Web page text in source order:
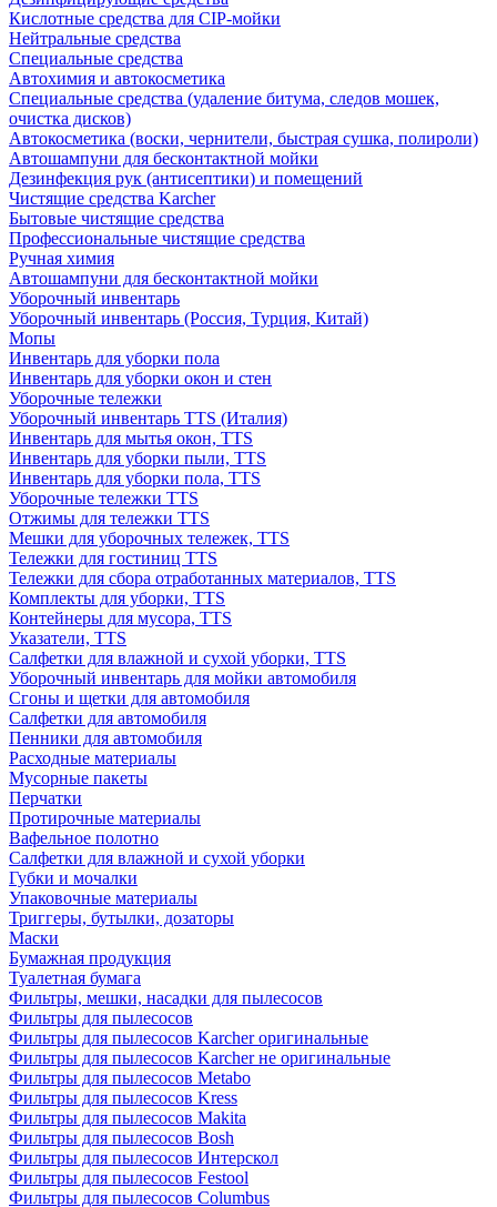
Кислотные средства для CIP-мойки
Нейтральные средства
Специальные средства
Автохимия и автокосметика
Специальные средства (удаление битума, следов мошек,
очистка дисков)
Автокосметика (воски, чернители, быстрая сушка, полироли)
Автошампуни для бесконтактной мойки
Дезинфекция рук (антисептики) и помещений
Чистящие средства Karcher
Бытовые чистящие средства
Профессиональные чистящие средства
Ручная химия
Автошампуни для бесконтактной мойки
Уборочный инвентарь
Уборочный инвентарь (Россия, Турция, Китай)
Мопы
Инвентарь для уборки пола
Инвентарь для уборки окон и стен
Уборочные тележки
Уборочный инвентарь TTS (Италия)
Инвентарь для мытья окон, TTS
Инвентарь для уборки пыли, TTS
Инвентарь для уборки пола, TTS
Уборочные тележки TTS
Отжимы для тележки TTS
Мешки для уборочных тележек, TTS
Тележки для гостиниц TTS
Тележки для сбора отработанных материалов, TTS
Комплекты для уборки, TTS
Контейнеры для мусора, TTS
Указатели, TTS
Салфетки для влажной и сухой уборки, TTS
Уборочный инвентарь для мойки автомобиля
Сгоны и щетки для автомобиля
Салфетки для автомобиля
Пенники для автомобиля
Расходные материалы
Мусорные пакеты
Перчатки
Протирочные материалы
Вафельное полотно
Салфетки для влажной и сухой уборки
Губки и мочалки
Упаковочные материалы
Триггеры, бутылки, дозаторы
Маски
Бумажная продукция
Туалетная бумага
Фильтры, мешки, насадки для пылесосов
Фильтры для пылесосов
Фильтры для пылесосов Karcher оригинальные
Фильтры для пылесосов Karcher не оригинальные
Фильтры для пылесосов Metabo
Фильтры для пылесосов Kress
Фильтры для пылесосов Makita
Фильтры для пылесосов Bosh
Фильтры для пылесосов Интерскол
Фильтры для пылесосов Festool
Фильтры для пылесосов Columbus